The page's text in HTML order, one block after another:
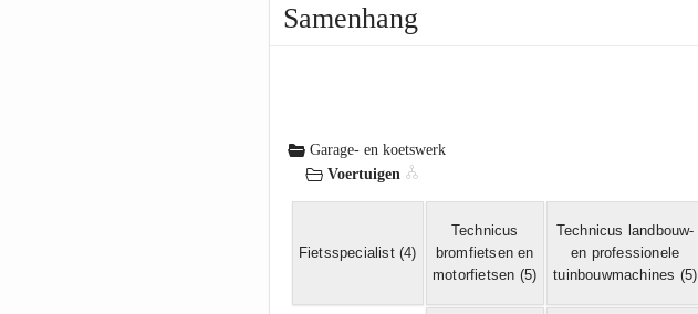
Samenhang
Garage- en koetswerk
Voertuigen
Fietsspecialist(4)
Technicus
bromfietsen en
motorfietsen (5)
Technicus landbouw-
en professionele
tuinbouwmachines (5)